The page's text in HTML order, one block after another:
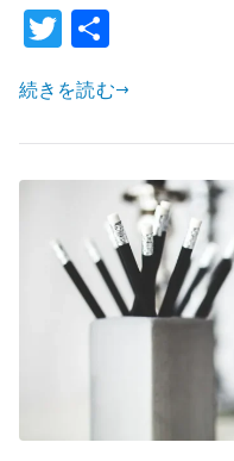
ジ
ニ
ア
と
–
T
w
it
te
r
続きを読む